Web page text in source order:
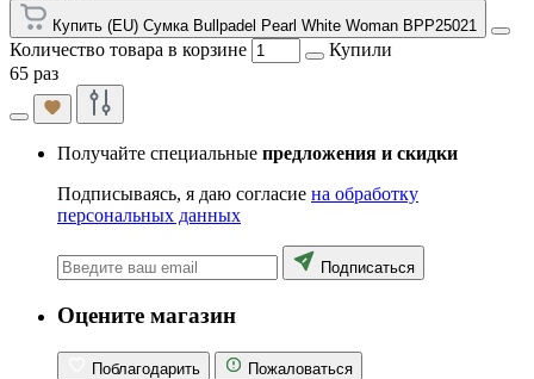
Купить (EU) Сумка Bullpadel Pearl White Woman BPP25021
Количество товара в корзине
Купили
65 раз
Получайте специальные предложения и скидки
Подписываясь, я даю согласие на обработку
персональных данных
Подписаться
Оцените магазин
Поблагодарить Пожаловаться